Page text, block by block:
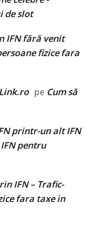
de slot
IFN fără venit
fizice fara
pe Cum să
printr-un alt IFN
pentru
IFN – Trafic-
fara taxe in